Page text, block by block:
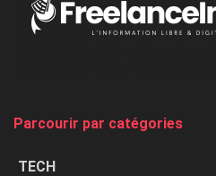
Parcourir par catégories
TECH